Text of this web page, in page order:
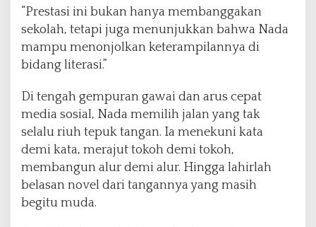
“Prestasi ini bukan hanya membanggakan
sekolah, tetapi juga menunjukkan bahwa Nada
mampu menonjolkan keterampilannya di
bidang literasi.”
Di tengah gempuran gawai dan arus cepat
media sosial, Nada memilih jalan yang tak
selalu riuh tepuk tangan. Ia menekuni kata
demi kata, merajut tokoh demi tokoh,
membangun alur demi alur. Hingga lahirlah
belasan novel dari tangannya yang masih
begitu muda.